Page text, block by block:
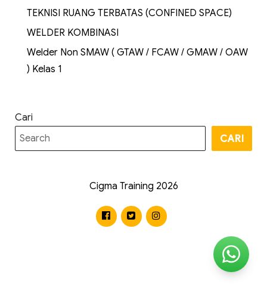
TEKNISI RUANG TERBATAS (CONFINED SPACE)
WELDER KOMBINASI
Welder Non SMAW ( GTAW / FCAW / GMAW / OAW
) Kelas 1
Cari
CARI
Cigma Training 2026